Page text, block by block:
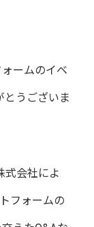
ームのイベ
とうございま
式会社によ
フォームの